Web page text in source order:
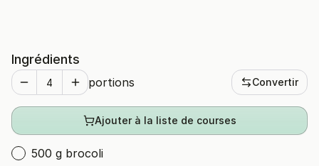
Ingrédients
portions Convertir
Ajouter à la liste de courses
500 g brocoli